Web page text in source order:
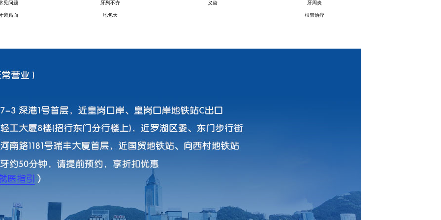
见问题
齿贴面
牙列不齐
地包天
义齿
牙周炎
根管治疗